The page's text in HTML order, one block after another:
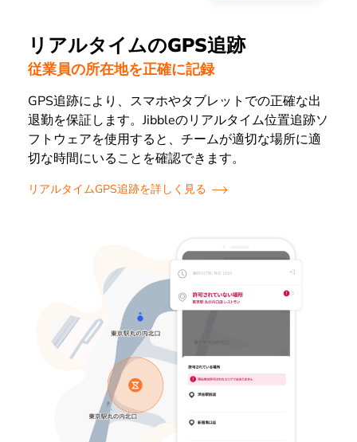
リアルタイムのGPS追跡
従業員の所在地を正確に記録
GPS追跡により、スマホやタブレットでの正確な出
退勤を保証します。Jibbleのリアルタイム位置追跡ソ
フトウェアを使用すると、チームが適切な場所に適
切な時間にいることを確認できます。
リアルタイムGPS追跡を詳しく見る